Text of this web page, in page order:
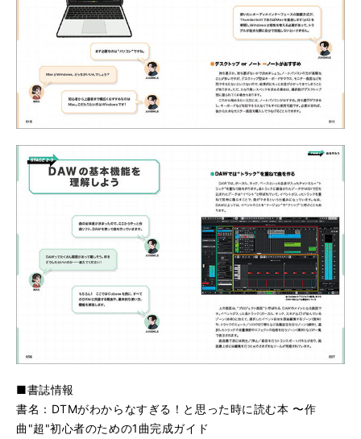
■書誌情報
書名：DTMがわからなすぎる！と思った時に読む本 〜作
曲"超"初心者のための1曲完成ガイド